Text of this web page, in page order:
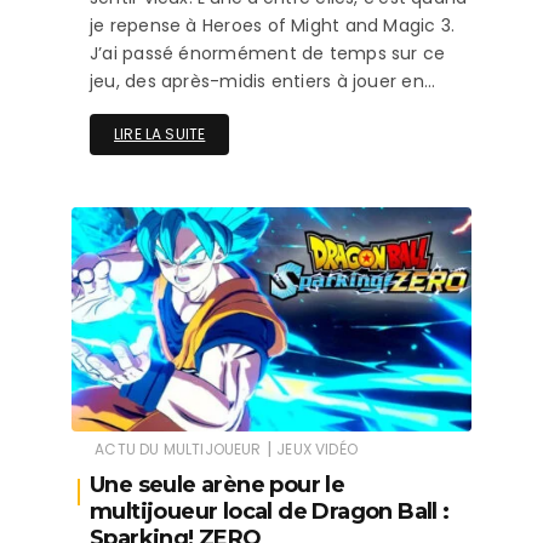
je repense à Heroes of Might and Magic 3.
J’ai passé énormément de temps sur ce
jeu, des après-midis entiers à jouer en…
LIRE LA SUITE
ACTU DU MULTIJOUEUR | JEUX VIDÉO
Une seule arène pour le
multijoueur local de Dragon Ball :